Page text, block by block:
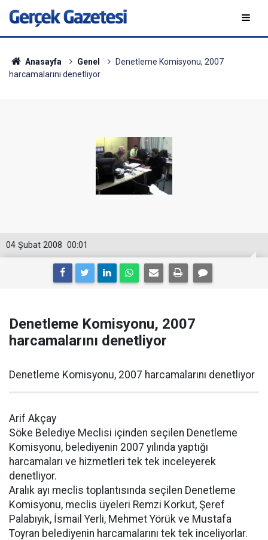
Anasayfa Genel
Denetleme Komisyonu, 2007
harcamalarını denetliyor
00:01
04 Şubat 2008
Denetleme Komisyonu, 2007
harcamalarını denetliyor
Denetleme Komisyonu, 2007 harcamalarını denetliyor
Arif Akçay
Söke Belediye Meclisi içinden seçilen Denetleme
Komisyonu, belediyenin 2007 yılında yaptığı
harcamaları ve hizmetleri tek tek inceleyerek
denetliyor.
Aralık ayı meclis toplantısında seçilen Denetleme
Komisyonu, meclis üyeleri Remzi Korkut, Şeref
Palabıyık, İsmail Yerli, Mehmet Yörük ve Mustafa
Toyran belediyenin harcamalarını tek tek inceliyorlar.